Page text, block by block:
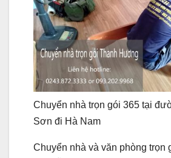
Chuyển nhà trọn gói 365 tại
Sơn đi Hà Nam
Chuyển nhà và văn phòng trọn